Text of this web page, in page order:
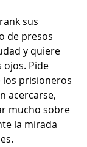
sus
de presos
y quiere
Pide
los prisioneros
acercarse,
mucho sobre
la mirada